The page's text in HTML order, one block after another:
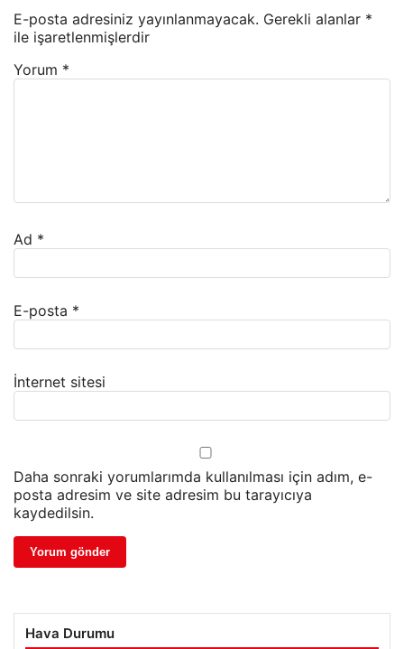
E-posta adresiniz yayınlanmayacak. Gerekli alanlar *
ile işaretlenmişlerdir
Yorum *
Ad *
E-posta *
İnternet sitesi
Daha sonraki yorumlarımda kullanılması için adım, e-
posta adresim ve site adresim bu tarayıcıya
kaydedilsin.
Hava Durumu